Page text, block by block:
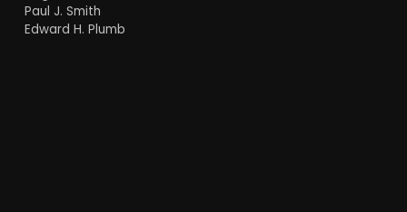
Paul J. Smith
Edward H. Plumb